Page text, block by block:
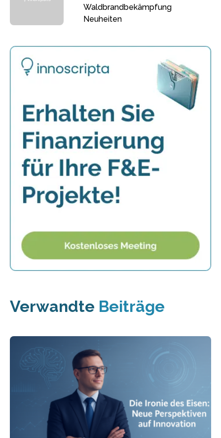
Waldbrandbekämpfung
Neuheiten
Verwandte Beiträge